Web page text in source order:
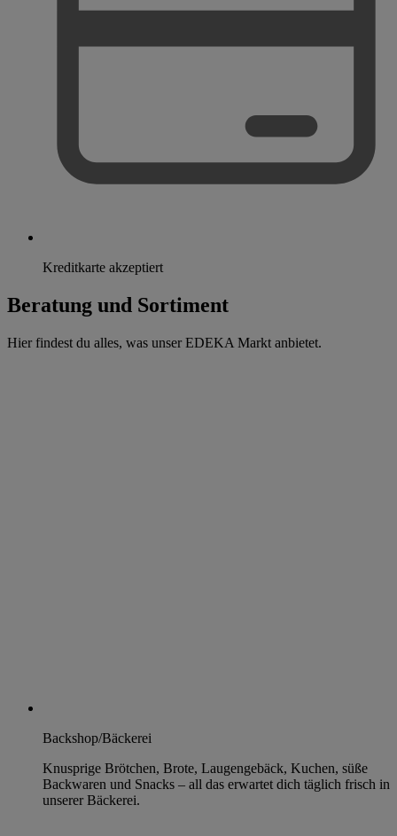
Kreditkarte akzeptiert
Beratung und Sortiment
Hier findest du alles, was unser EDEKA Markt anbietet.
Backshop/Bäckerei
Knusprige Brötchen, Brote, Laugengebäck, Kuchen, süße
Backwaren und Snacks – all das erwartet dich täglich frisch in
unserer Bäckerei.